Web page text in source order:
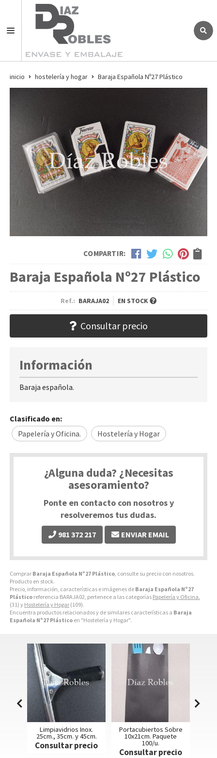
inicio hostelería y hogar Baraja Española Nº27 Plástico
COMPARTIR:
Baraja Española Nº27 Plástico
Ref.: BARAJA02 EN STOCK
Consultar precio
Comprar Baraja Española Nº27 Plástico , consulte su precio con nosotros.
Producto en stock.
Precio, información, características e imágenes de Baraja Española Nº27
Plástico referencia BARAJA02, pertenece a las categorías Papelería y Oficina.
(31) y Hostelería y Hogar (109).
Encuentra productos relacionados y de similares características a Baraja
Española Nº27 Plástico en "Hostelería y Hogar".
Información
Baraja española.
Clasificado en:
Papelería y Oficina.
Hostelería y Hogar
¿Alguna duda? ¿Necesitas
asesoramiento?
Ponte en contacto con nosotros y
resolveremos tus dudas.
981 372 217 ENVIAR EMAIL
Limpiavidrios Inox.
25cm., 35cm. y 45cm.
Consultar precio
Portacubiertos Sobre
10x21cm. Paquete
100/u.
Consultar precio